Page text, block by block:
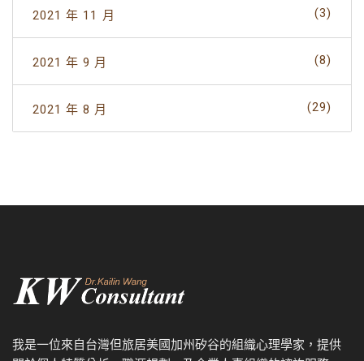
2021 年 11 月 (3)
2021 年 9 月 (8)
2021 年 8 月 (29)
我是一位來自台灣但旅居美國加州矽谷的組織心理學家，提供